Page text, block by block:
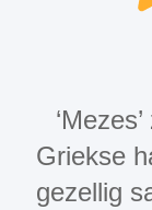
Griekse
gezellig